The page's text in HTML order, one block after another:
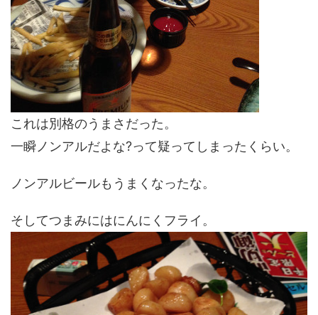
これは別格のうまさだった。
一瞬ノンアルだよな?って疑ってしまったくらい。
ノンアルビールもうまくなったな。
そしてつまみにはにんにくフライ。